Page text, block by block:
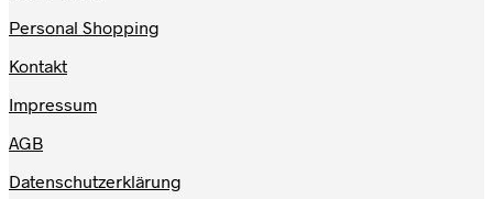
Personal Shopping
Kontakt
Impressum
AGB
Datenschutzerklärung